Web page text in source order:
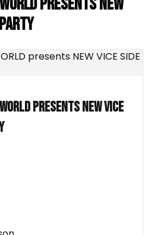
Party
presents NEW VICE